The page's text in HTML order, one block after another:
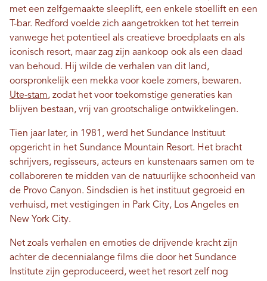
met een zelfgemaakte sleeplift, een enkele stoellift en een
T-bar. Redford voelde zich aangetrokken tot het terrein
vanwege het potentieel als creatieve broedplaats en als
iconisch resort, maar zag zijn aankoop ook als een daad
van behoud. Hij wilde de verhalen van dit land,
oorspronkelijk een mekka voor koele zomers, bewaren.
Ute-stam, zodat het voor toekomstige generaties kan
blijven bestaan, vrij van grootschalige ontwikkelingen.
Tien jaar later, in 1981, werd het Sundance Instituut
opgericht in het Sundance Mountain Resort. Het bracht
schrijvers, regisseurs, acteurs en kunstenaars samen om te
collaboreren te midden van de natuurlijke schoonheid van
de Provo Canyon. Sindsdien is het instituut gegroeid en
verhuisd, met vestigingen in Park City, Los Angeles en
New York City.
Net zoals verhalen en emoties de drijvende kracht zijn
achter de decennialange films die door het Sundance
Institute zijn geproduceerd, weet het resort zelf nog